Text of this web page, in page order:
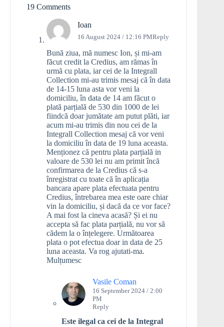
19 Comments
Ioan
16 August 2024 / 12:16 PMReply
Bună ziua, mă numesc Ion, și mi-am
făcut credit la Credius, am rămas în
urmă cu plata, iar cei de la Integrall
Collection mi-au trimis mesaj că în data
de 14-15 luna asta vor veni la
domiciliu, în data de 14 am făcut o
plată parțială de 530 din 1000 de lei
fiindcă doar jumătate am putut plăti, iar
acum mi-au trimis din nou cei de la
Integrall Collection mesaj că vor veni
la domiciliu în data de 19 luna aceasta.
Menționez că pentru plata parțială in
valoare de 530 lei nu am primit încă
confirmarea de la Credius că s-a
înregistrat cu toate că în aplicația
bancara apare plata efectuata pentru
Credius, întrebarea mea este oare chiar
vin la domiciliu, și dacă da ce vor face?
A mai fost la cineva acasă? Și ei nu
accepta să fac plata parțială, nu vor să
cădem la o înțelegere. Următoarea
plata o pot efectua doar in data de 25
luna aceasta. Va rog ajutati-ma.
Mulțumesc
Vasile Coman
16 September 2024 / 2:00
PM
Reply
Este ilegal ca cei de la Integral